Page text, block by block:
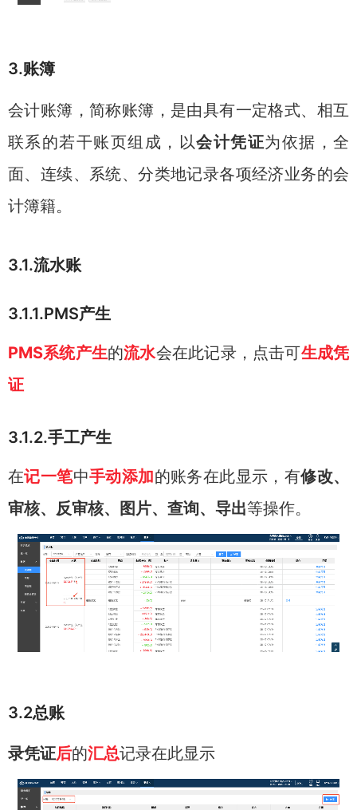
3.账簿
会计账簿，简称账簿，是由具有一定格式、相互
联系的若干账页组成，以会计凭证为依据，全
面、连续、系统、分类地记录各项经济业务的会
计簿籍。
3.1.流水账
3.1.1.PMS产生
PMS系统产生的流水会在此记录，点击可生成凭
证
3.1.2.手工产生
在记一笔中手动添加的账务在此显示，有修改、
审核、反审核、图片、查询、导出等操作。
3.2总账
录凭证后的汇总记录在此显示